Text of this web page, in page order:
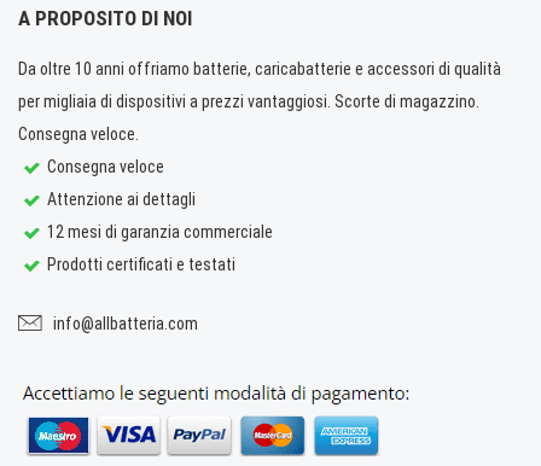
A PROPOSITO DI NOI
Da oltre 10 anni offriamo batterie, caricabatterie e accessori di qualità
per migliaia di dispositivi a prezzi vantaggiosi. Scorte di magazzino.
Consegna veloce.
Consegna veloce
Attenzione ai dettagli
12 mesi di garanzia commerciale
Prodotti certificati e testati
info@allbatteria.com